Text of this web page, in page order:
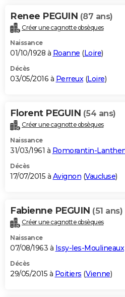
Renee PEGUIN (87 ans)
Créer une cagnotte obsèques
Naissance
01/10/1928 à Roanne (Loire)
Décès
03/05/2016 à Perreux(Loire)
Florent PEGUIN (54 ans)
Créer une cagnotte obsèques
Naissance
31/03/1961 à Romorantin-
Décès
17/07/2015 à Avignon (Vaucluse)
Fabienne PEGUIN (51 ans)
Créer une cagnotte obsèques
Naissance
07/08/1963 à Issy-les-Moulineaux
Décès
29/05/2015 à Poitiers (Vienne)